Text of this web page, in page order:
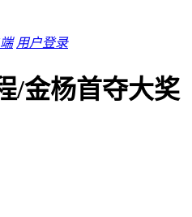
用户登录
/金杨首夺大奖